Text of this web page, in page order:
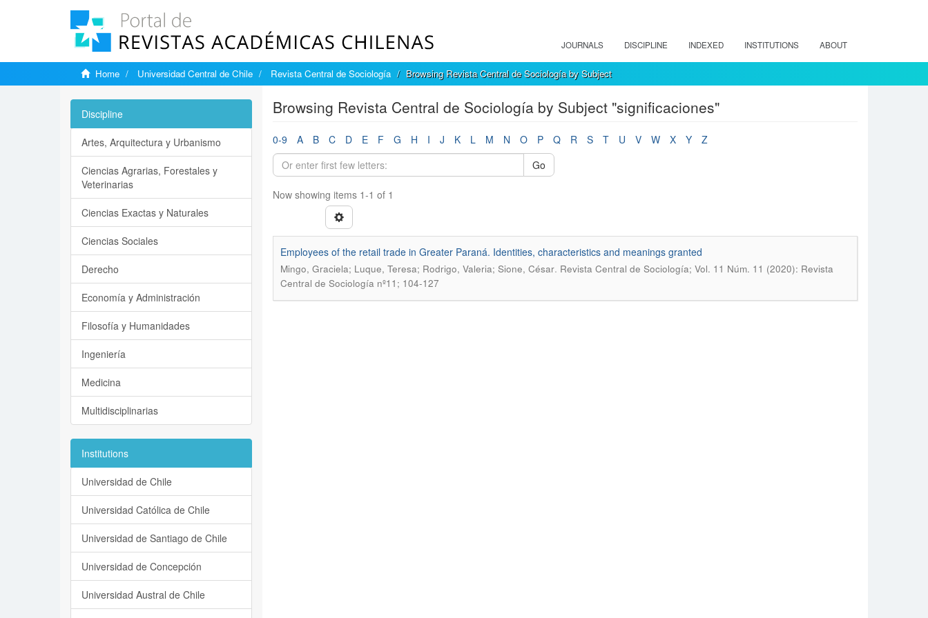
JOURNALS DISCIPLINE INDEXED INSTITUTIONS ABOUT
Home Universidad Central de Chile Revista Central de Sociología Browsing Revista Central de Sociología by Subject
Browsing Revista Central de Sociología by Subject "significaciones"
0-9 A B C D E F G H I J K L M N O P Q R S T U V W X Y
Z
Go
Now showing items 1-1 of 1
Employees of the retail trade in Greater Paraná. Identities, characteristics and meanings granted
Mingo, Graciela; Luque, Teresa; Rodrigo, Valeria; Sione, César. Revista Central de Sociología; Vol. 11 Núm. 11 (2020): Revista
Central de Sociología nº11; 104-127
Discipline
Artes, Arquitectura y Urbanismo
Ciencias Agrarias, Forestales y
Veterinarias
Ciencias Exactas y Naturales
Ciencias Sociales
Derecho
Economía y Administración
Filosofía y Humanidades
Ingeniería
Medicina
Multidisciplinarias
Institutions
Universidad de Chile
Universidad Católica de Chile
Universidad de Santiago de Chile
Universidad de Concepción
Universidad Austral de Chile